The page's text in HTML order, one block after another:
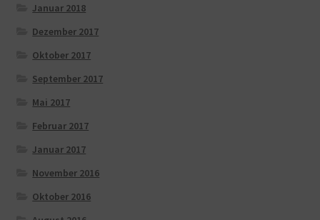
Januar 2018
Dezember 2017
Oktober 2017
September 2017
Mai 2017
Februar 2017
Januar 2017
November 2016
Oktober 2016